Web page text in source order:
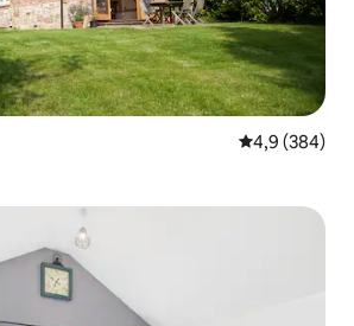
4,9 de uma
4,9 (384)